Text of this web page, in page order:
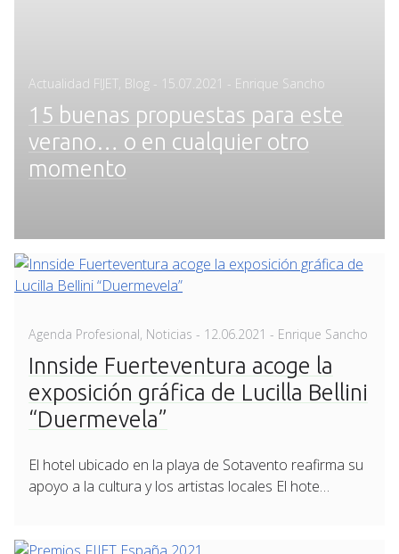
Actualidad FIJET Blog - Posted
15.07.2021 - Enrique Sancho
15 buenas propuestas para este
verano… o en cualquier otro
momento
Agenda Profesional, Noticias - Posted
12.06.2021 - Enrique Sancho
Innside Fuerteventura acoge la
exposición gráfica de Lucilla Bellini
“Duermevela”
El hotel ubicado en la playa de Sotavento reafirma su
apoyo a la cultura y los artistas locales El hote…